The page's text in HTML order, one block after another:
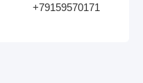
+79159570171